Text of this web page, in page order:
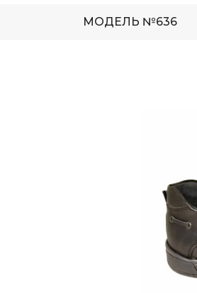
МОДЕЛЬ №636